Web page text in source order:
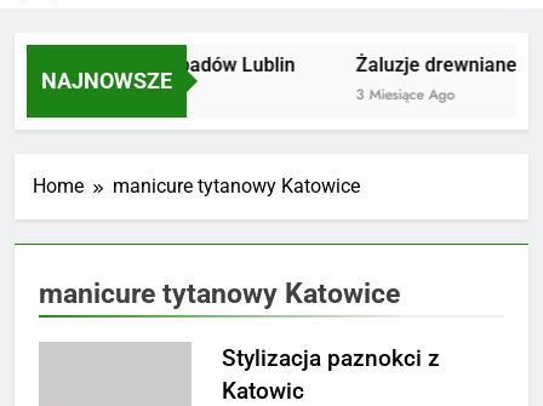
NAJNOWSZE
Utylizacja odpadów Lublin
2 Miesiące Ago
Żaluzje drewniane
3 Miesiące Ago
Home manicure tytanowy Katowice
manicure tytanowy Katowice
Stylizacja paznokci z
Katowic